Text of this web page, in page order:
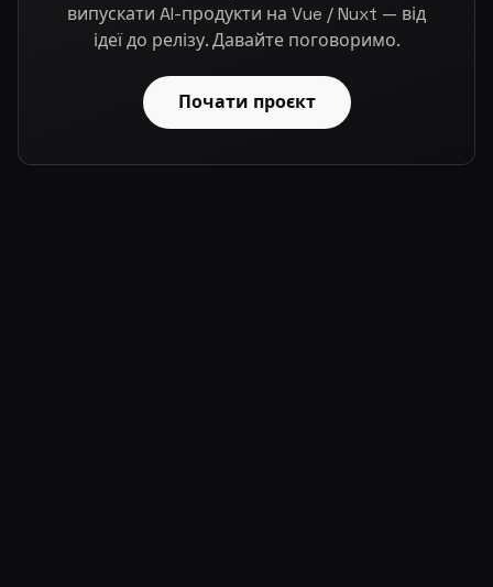
випускати AI-продукти на Vue / Nuxt — від
ідеї до релізу. Давайте поговоримо.
Почати проєкт